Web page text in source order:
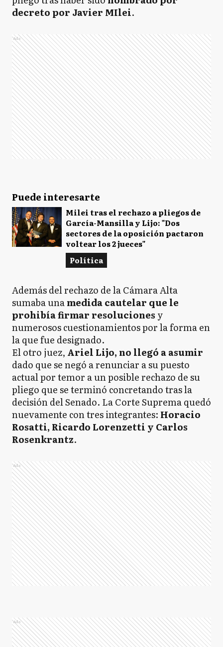
decreto por Javier MIlei.
Ads
Puede interesarte
Milei tras el rechazo a pliegos de
García-Mansilla y Lijo: "Dos
sectores de la oposición pactaron
voltear los 2 jueces"
Política
Además del rechazo de la Cámara Alta
sumaba unamedida cautelar que le
prohibía firmar resoluciones y
numerosos cuestionamientos por la forma en
la que fue designado.
El otro juez, Ariel Lijo, no llegó a asumir
dado que se negó a renunciar a su puesto
actual por temor a un posible rechazo de su
pliego que se terminó concretando tras la
decisión del Senado. La Corte Suprema quedó
nuevamente con tres integrantes: Horacio
Rosatti, Ricardo Lorenzetti y Carlos
Rosenkrantz.
Ads
Ads